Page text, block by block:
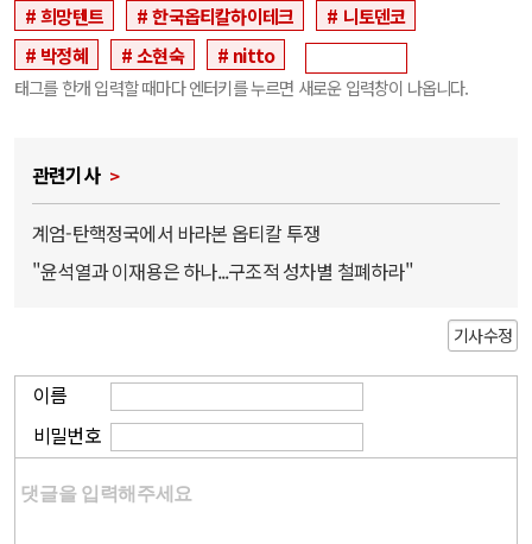
희망텐트 한국옵티칼하이테크
니토덴코
박정혜
소현숙 nitto
태그를 한개 입력할 때마다 엔터키를 누르면 새로운 입력창이 나옵니다.
관련기사
계엄-탄핵정국에서 바라본 옵티칼 투쟁
"윤석열과 이재용은 하나...구조적 성차별 철폐하라"
기사수정
이름
비밀번호